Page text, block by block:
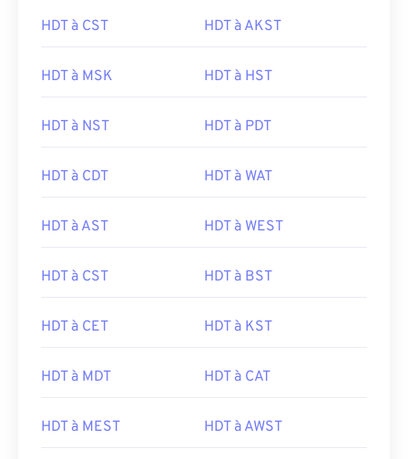
HDT à CST HDT à AKST
HDT à MSK HDT à HST
HDT à NST HDT à PDT
HDT à CDT HDT à WAT
HDT à AST HDT à WEST
HDT à CST HDT à BST
HDT à CET HDT à KST
HDT à MDT HDT à CAT
HDT à MEST HDT à AWST